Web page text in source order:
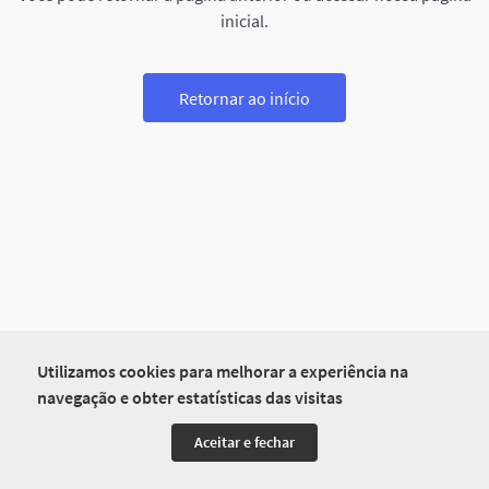
Utilizamos cookies para melhorar a experiência na
navegação e obter estatísticas das visitas
Aceitar e fechar
inicial.
Retornar ao início